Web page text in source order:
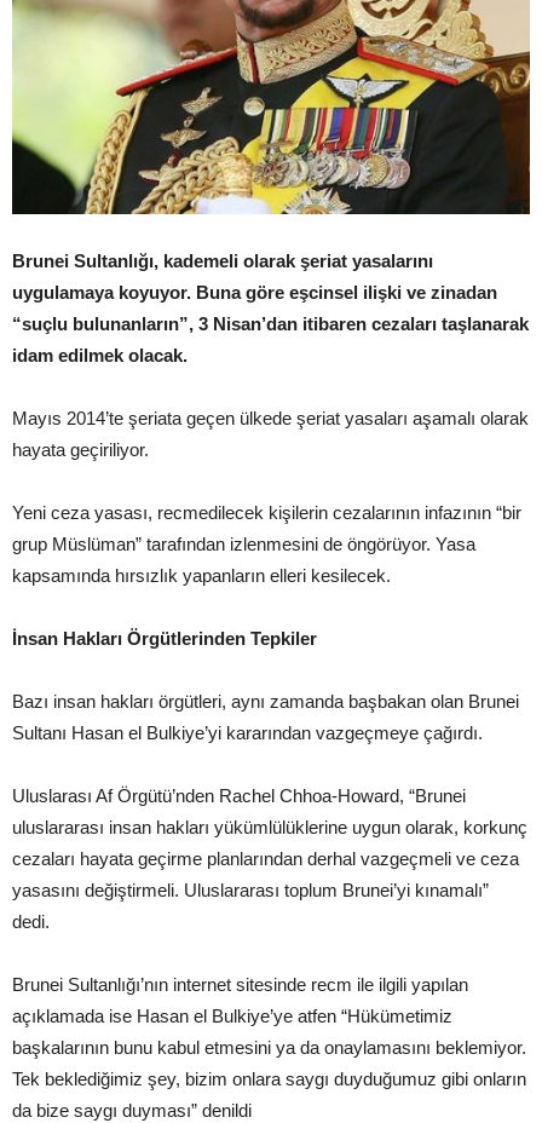
Brunei Sultanlığı, kademeli olarak şeriat yasalarını
uygulamaya koyuyor. Buna göre eşcinsel ilişki ve zinadan
“suçlu bulunanların”, 3 Nisan’dan itibaren cezaları taşlanarak
idam edilmek olacak.
Mayıs 2014’te şeriata geçen ülkede şeriat yasaları aşamalı olarak
hayata geçiriliyor.
Yeni ceza yasası, recmedilecek kişilerin cezalarının infazının “bir
grup Müslüman” tarafından izlenmesini de öngörüyor. Yasa
kapsamında hırsızlık yapanların elleri kesilecek.
İnsan Hakları Örgütlerinden Tepkiler
Bazı insan hakları örgütleri, aynı zamanda başbakan olan Brunei
Sultanı Hasan el Bulkiye’yi kararından vazgeçmeye çağırdı.
Uluslarası Af Örgütü’nden Rachel Chhoa-Howard, “Brunei
uluslararası insan hakları yükümlülüklerine uygun olarak, korkunç
cezaları hayata geçirme planlarından derhal vazgeçmeli ve ceza
yasasını değiştirmeli. Uluslararası toplum Brunei’yi kınamalı”
dedi.
Brunei Sultanlığı’nın internet sitesinde recm ile ilgili yapılan
açıklamada ise Hasan el Bulkiye’ye atfen “Hükümetimiz
başkalarının bunu kabul etmesini ya da onaylamasını beklemiyor.
Tek beklediğimiz şey, bizim onlara saygı duyduğumuz gibi onların
da bize saygı duyması” denildi